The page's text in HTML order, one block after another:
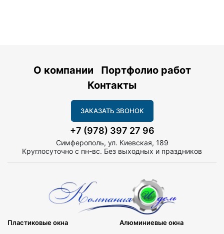
О компании
Портфолио работ
Контакты
ЗАКАЗАТЬ ЗВОНОК
+7 (978) 397 27 96
Симферополь, ул. Киевская, 189
Круглосуточно с пн-вс. Без выходных и праздников
Пластиковые окна Алюминиевые окна